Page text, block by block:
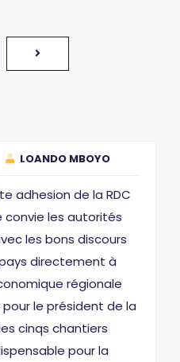
LOANDO MBOYO
adhesion de la RDC
convie les autorités
les bons discours
directement à
régionale
pour le président de la
cinqs chantiers
pour la